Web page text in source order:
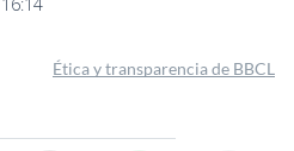
Ética y transparencia de BBCL